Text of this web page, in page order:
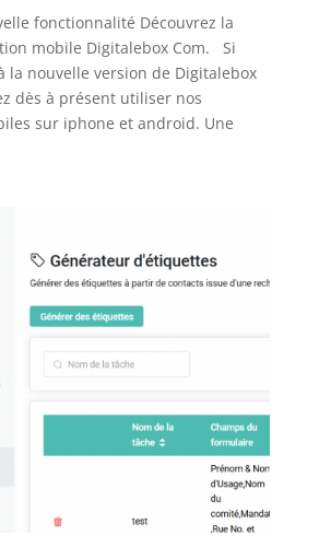
fonctionnalité Découvrez la
mobile Digitalebox Com. Si
la nouvelle version de Digitalebox
dès à présent utiliser nos
sur iphone et android. Une